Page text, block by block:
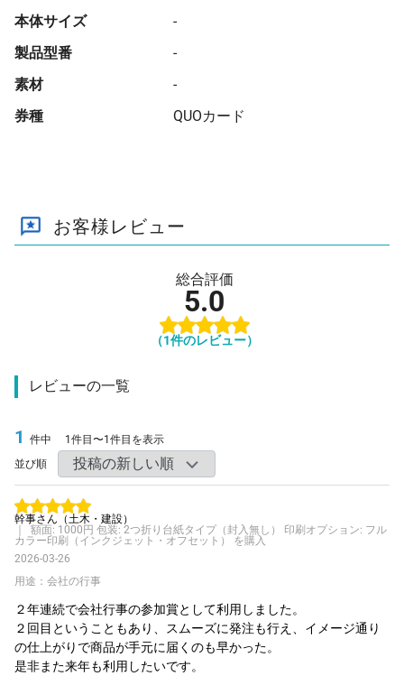
本体サイズ
-
製品型番
-
素材
-
券種
QUOカード
お客様レビュー
総合評価
5.0
（1件のレビュー）
レビューの一覧
1 件中
1件目〜1件目を表示
並び順
幹事さん （土木・建設）
｜ 額面: 1000円 包装: 2つ折り台紙タイプ（封入無し） 印刷オプション: フル
カラー印刷（インクジェット・オフセット） を購入
2026-03-26
用途：会社の行事
２年連続で会社行事の参加賞として利用しました。
２回目ということもあり、スムーズに発注も行え、イメージ通り
の仕上がりで商品が手元に届くのも早かった。
是非また来年も利用したいです。